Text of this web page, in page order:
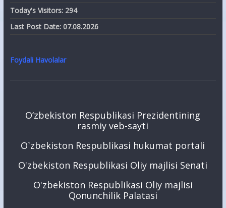
Today's Visitors: 294
Last Post Date: 07.08.2026
Foydali Havolalar
O‘zbekiston Respublikasi Prezidentining
rasmiy veb-sayti
O`zbekiston Respublikasi hukumat portali
O'zbekiston Respublikasi Oliy majlisi Senati
O'zbekiston Respublikasi Oliy majlisi
Qonunchilik Palatasi